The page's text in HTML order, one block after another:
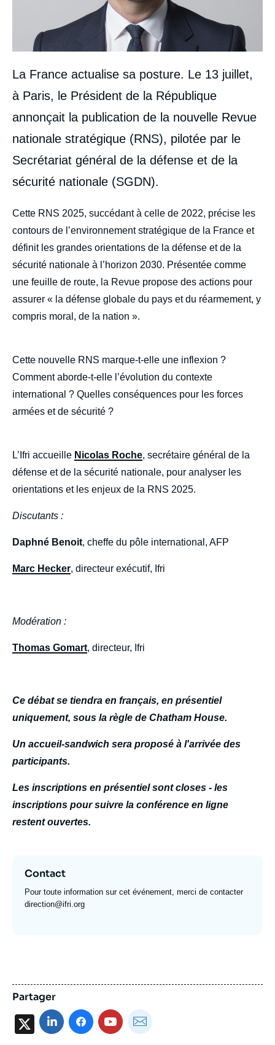
La France actualise sa posture. Le 13 juillet,
à Paris, le Président de la République
annonçait la publication de la nouvelle Revue
nationale stratégique (RNS), pilotée par le
Secrétariat général de la défense et de la
sécurité nationale (SGDN).
body
Cette RNS 2025, succédant à celle de 2022, précise les
contours de l’environnement stratégique de la France et
définit les grandes orientations de la défense et de la
sécurité nationale à l’horizon 2030. Présentée comme
une feuille de route, la Revue propose des actions pour
assurer « la défense globale du pays et du réarmement, y
compris moral, de la nation ».
Cette nouvelle RNS marque-t-elle une inflexion ?
Comment aborde-t-elle l’évolution du contexte
international ? Quelles conséquences pour les forces
armées et de sécurité ?
L’Ifri accueille Nicolas Roche, secrétaire général de la
défense et de la sécurité nationale, pour analyser les
orientations et les enjeux de la RNS 2025.
Discutants :
Daphné Benoit, cheffe du pôle international, AFP
Marc Hecker, directeur exécutif, Ifri
Modération :
Thomas Gomart, directeur, Ifri
Ce débat se tiendra en français, en présentiel
uniquement, sous la règle de Chatham House.
Un accueil-sandwich sera proposé à l'arrivée des
participants.
Les inscriptions en présentiel sont closes - les
inscriptions pour suivre la conférence en ligne
restent ouvertes.
Contact
Pour toute information sur cet événement, merci de contacter
direction@ifri.org
Partager
X